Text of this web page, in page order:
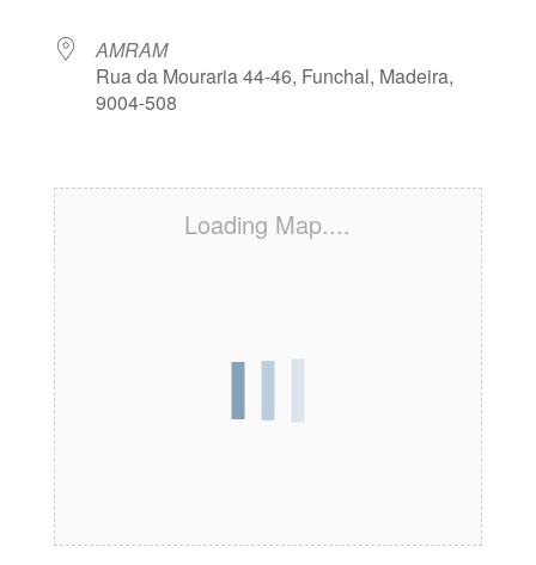
AMRAM
Rua da Mouraria 44-46, Funchal, Madeira,
9004-508
Loading Map....